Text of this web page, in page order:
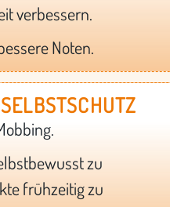
verbessern.
Noten.
zu
frühzeitig zu